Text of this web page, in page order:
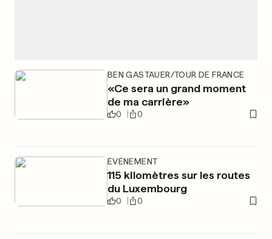
BEN GASTAUER/TOUR DE FRANCE
«Ce sera un grand moment
de ma carrière»
0 0
ÉVÉNEMENT
115 kilomètres sur les routes
du Luxembourg
0 0